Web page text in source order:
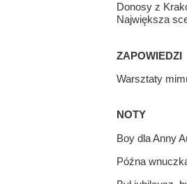
Donosy z
Największa
ZAPOWIEDZI
Warsztaty
NOTY
Boy dla Anny
Późna